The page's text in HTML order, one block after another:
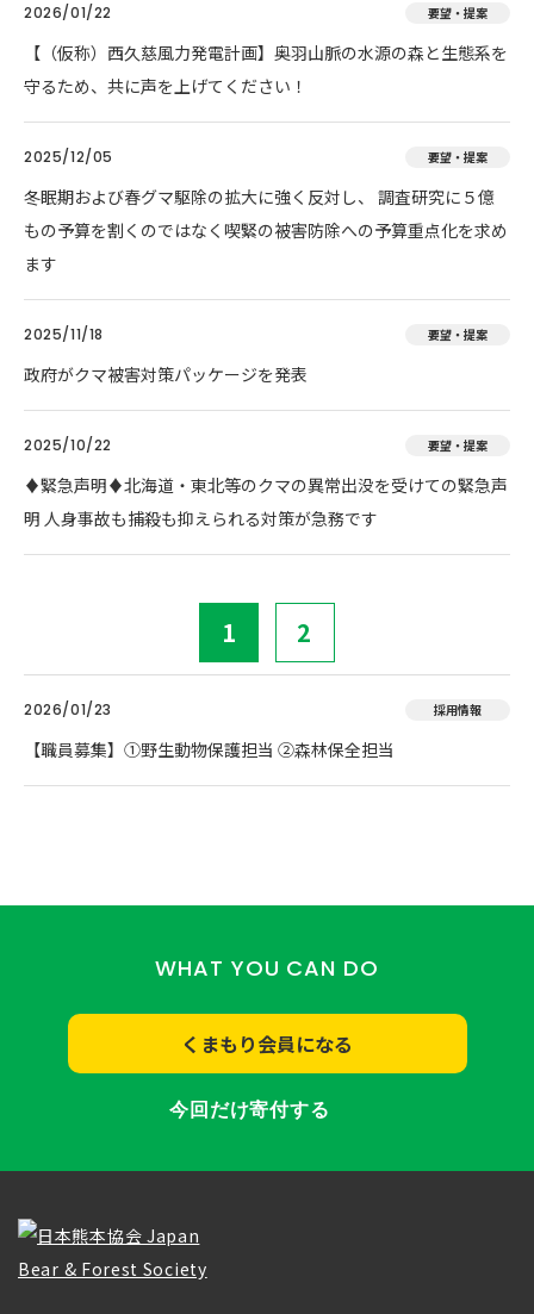
2026/01/22 要望・提案
【（仮称）西久慈風力発電計画】奥羽山脈の水源の森と生態系を
守るため、共に声を上げてください！
2025/12/05 要望・提案
冬眠期および春グマ駆除の拡大に強く反対し、 調査研究に５億
もの予算を割くのではなく喫緊の被害防除への予算重点化を求め
ます
2025/11/18 要望・提案
政府がクマ被害対策パッケージを発表
2025/10/22 要望・提案
♦️緊急声明♦️北海道・東北等のクマの異常出没を受けての緊急声
明 人身事故も捕殺も抑えられる対策が急務です
1 2
2026/01/23 採用情報
【職員募集】①野生動物保護担当 ②森林保全担当
WHAT YOU CAN DO
くまもり会員になる
今回だけ寄付する